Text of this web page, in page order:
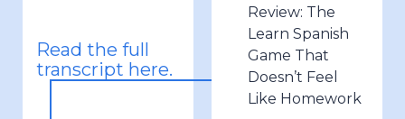
Review: The
Learn Spanish
Game That
Doesn’t Feel
Like Homework
Read the full
transcript here.